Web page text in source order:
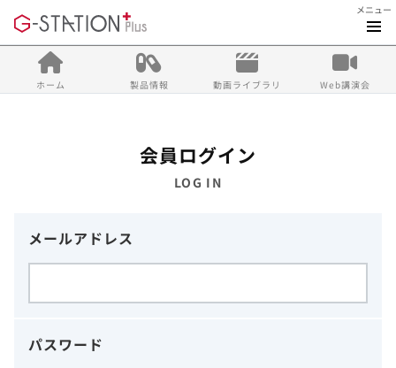
メニュー
ホーム 製品情報 動画ライブラリ Web講演会
会員ログイン
LOG IN
メールアドレス
パスワード